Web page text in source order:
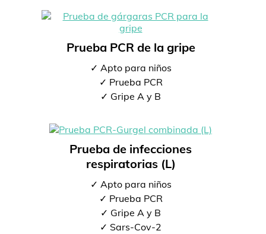
Prueba PCR de la gripe
✓ Apto para niños
✓ Prueba PCR
✓ Gripe A y B
Prueba de infecciones
respiratorias (L)
✓ Apto para niños
✓ Prueba PCR
✓ Gripe A y B
✓ Sars-Cov-2